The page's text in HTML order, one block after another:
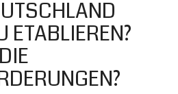
ETABLIEREN?